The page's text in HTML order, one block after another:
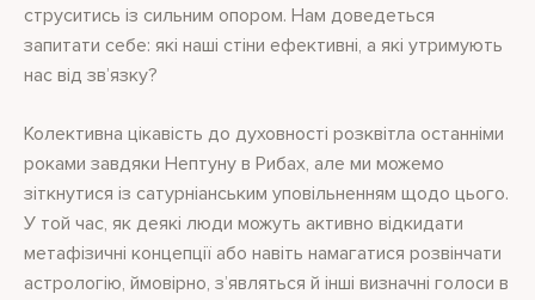
струситись із сильним опором. Нам доведеться
запитати себе: які наші стіни ефективні, а які утримують
нас від зв’язку?
Колективна цікавість до духовності розквітла останніми
роками завдяки Нептуну в Рибах, але ми можемо
зіткнутися із сатурніанським уповільненням щодо цього.
У той час, як деякі люди можуть активно відкидати
метафізичні концепції або навіть намагатися розвінчати
астрологію, ймовірно, з’являться й інші визначні голоси в